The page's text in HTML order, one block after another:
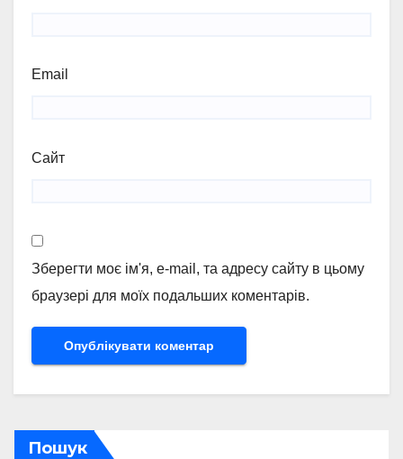
Email
Сайт
Зберегти моє ім'я, e-mail, та адресу сайту в цьому
браузері для моїх подальших коментарів.
Пошук